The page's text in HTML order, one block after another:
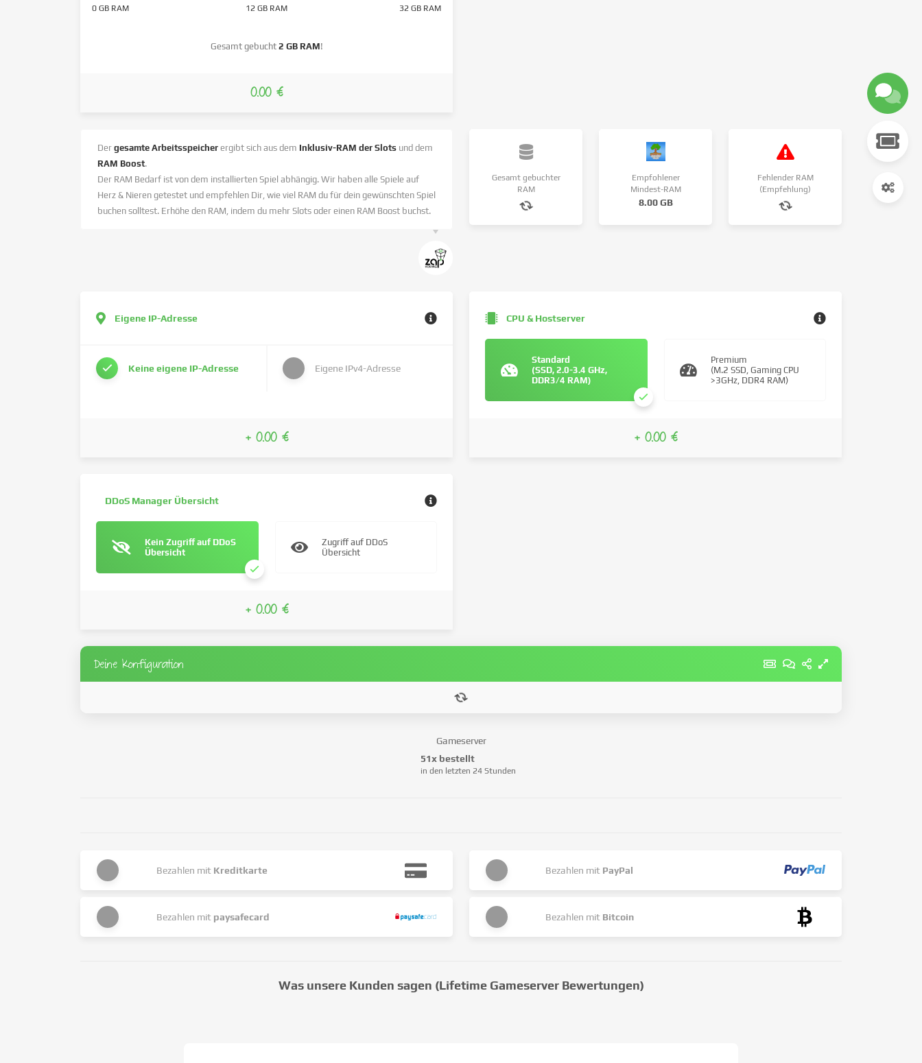
0 GB RAM 12 GB RAM 32 GB RAM
Gesamt gebucht 2 GB RAM!
0.00 €
Der gesamte Arbeitsspeicher ergibt sich aus dem Inklusiv-RAM der Slots und dem
RAM Boost.
Der RAM Bedarf ist von dem installierten Spiel abhängig. Wir haben alle Spiele auf
Herz & Nieren getestet und empfehlen Dir, wie viel RAM du für dein gewünschten Spiel
buchen solltest. Erhöhe den RAM, indem du mehr Slots oder einen RAM Boost buchst.
Gesamt gebuchter
RAM
Empfohlener
Mindest-RAM
8.00 GB
Fehlender RAM
(Empfehlung)
Eigene IP-Adresse
Keine eigene IP-Adresse Eigene IPv4-Adresse
+ 0.00 €
CPU & Hostserver
Standard
(SSD, 2.0-3.4 GHz,
DDR3/4 RAM)
Premium
(M.2 SSD, Gaming CPU
>3GHz, DDR4 RAM)
+ 0.00 €
DDoS Manager Übersicht
Kein Zugriff auf DDoS
Übersicht
Zugriff auf DDoS
Übersicht
+ 0.00 €
Deine Konfiguration
Gameserver
51x bestellt
in den letzten 24 Stunden
Bezahlen mit Kreditkarte Bezahlen mit PayPal
Bezahlen mit paysafecard Bezahlen mit Bitcoin
Was unsere Kunden sagen (Lifetime Gameserver Bewertungen)